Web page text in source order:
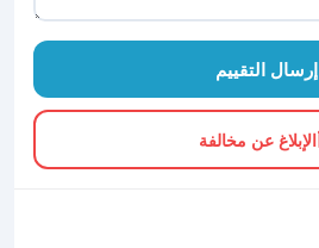
إرسال التقييم
الإبلاغ عن مخالفة